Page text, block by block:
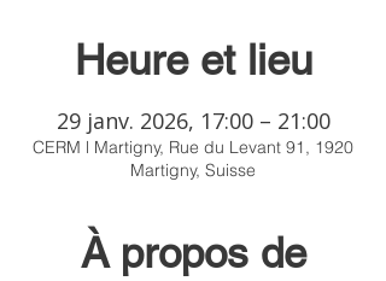
Heure et lieu
29 janv. 2026, 17:00 – 21:00
CERM l Martigny, Rue du Levant 91, 1920
Martigny, Suisse
À propos de